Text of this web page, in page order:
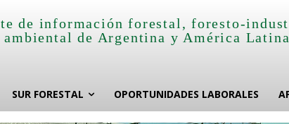
de información forestal, foresto-
ambiental de Argentina y América
SUR FORESTAL OPORTUNIDADES LABORALES